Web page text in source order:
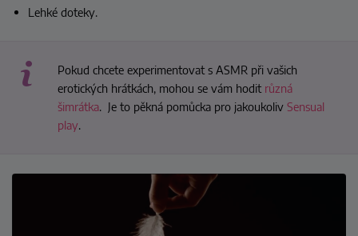
Lehké doteky.
Pokud chcete experimentovat s ASMR při vašich
erotických hrátkách, mohou se vám hodit různá
šimrátka. Je to pěkná pomůcka pro jakoukoliv Sensual
play.